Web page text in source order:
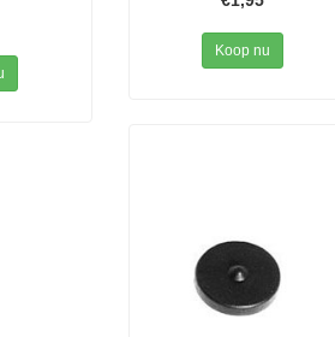
Koop nu